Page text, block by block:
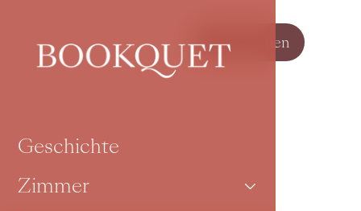
Jetzt buchen
Geschichte
Zimmer